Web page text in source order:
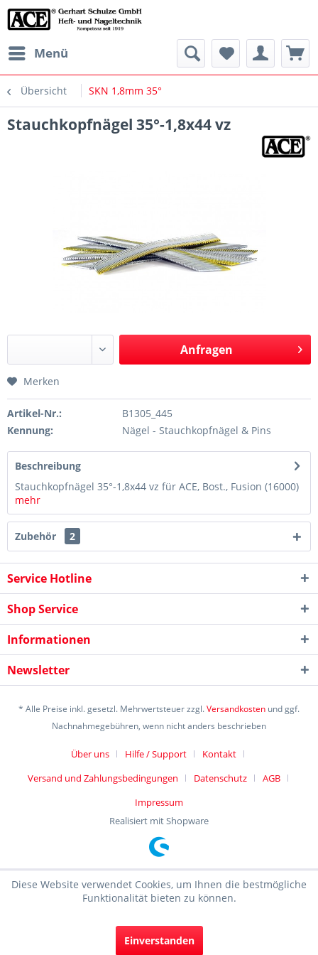
Menü
Übersicht SKN 1,8mm 35°
Stauchkopfnägel 35°-1,8x44 vz
Anfragen
Merken
Artikel-Nr.:
B1305_445
Kennung:
Nägel - Stauchkopfnägel & Pins
Beschreibung
Stauchkopfnägel 35°-1,8x44 vz für ACE, Bost., Fusion (16000)
mehr
Zubehör 2
Service Hotline
Shop Service
Informationen
Newsletter
* Alle Preise inkl. gesetzl. Mehrwertsteuer zzgl.Versandkosten und ggf.
Nachnahmegebühren, wenn nicht anders beschrieben
Über uns Hilfe / Support
Kontakt
Versand und Zahlungsbedingungen
Datenschutz
AGB
Impressum
Realisiert mit Shopware
Diese Website verwendet Cookies, um Ihnen die bestmögliche
Funktionalität bieten zu können.
Einverstanden